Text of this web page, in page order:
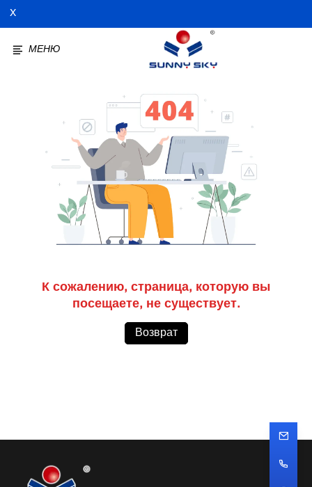
X
МЕНЮ
К сожалению, страница, которую вы
посещаете, не существует.
Возврат